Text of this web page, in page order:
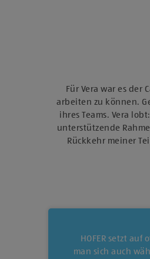
Für Vera war es
arbeiten zu können.
ihres Teams. Vera
unterstützende
Rückkehr meiner
HOFER setzt
man sich auch